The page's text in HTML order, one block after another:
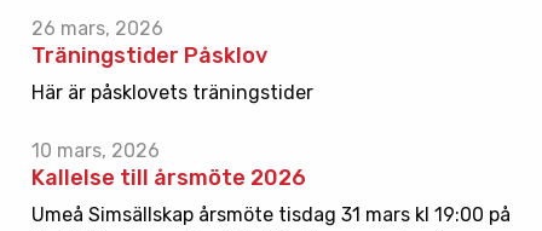
26 mars, 2026
Träningstider Påsklov
Här är påsklovets träningstider
10 mars, 2026
Kallelse till årsmöte 2026
Umeå Simsällskap årsmöte tisdag 31 mars kl 19:00 på